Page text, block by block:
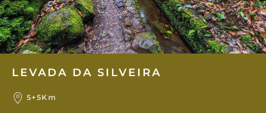
LEVADA DA SILVEIRA
5+5Km